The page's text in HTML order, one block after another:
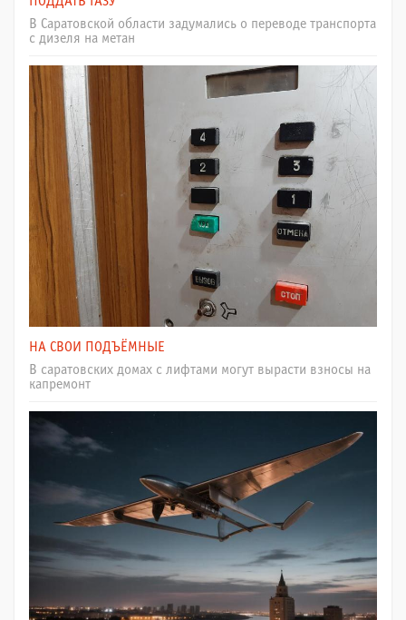
В Саратовской области задумались о переводе транспорта
с дизеля на метан
НА СВОИ ПОДЪЁМНЫЕ
В саратовских домах с лифтами могут вырасти взносы на
капремонт